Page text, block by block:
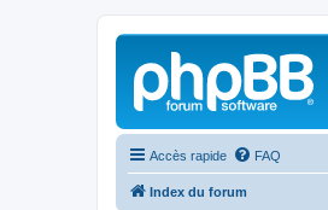
Accès rapide FAQ
Index du forum